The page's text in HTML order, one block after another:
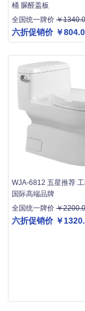
桶 脲醛盖板
全国统一牌价￥
六折促销价 ￥
WJA-6812 五星推荐
国际高端品牌
全国统一牌价￥
六折促销价 ￥